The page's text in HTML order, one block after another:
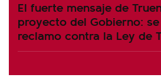
El fuerte mensaje de
proyecto del Gobierno:
reclamo contra la Ley de